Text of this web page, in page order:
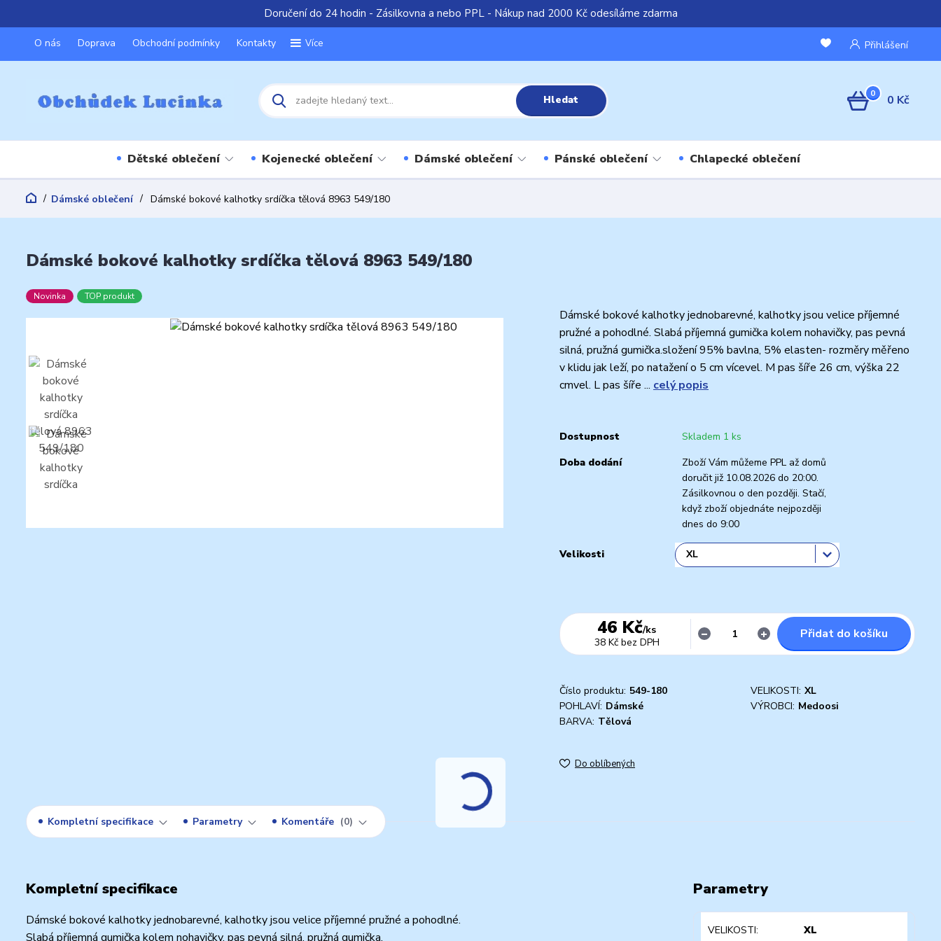
Doručení do 24 hodin - Zásilkovna a nebo PPL - Nákup nad 2000 Kč odesíláme zdarma
O nás Doprava Obchodní podmínky Kontakty Více Přihlášení
Hledat 0 0 Kč
Dětské oblečení Kojenecké oblečení Dámské oblečení Pánské oblečení Chlapecké oblečení
Dámské oblečení Dámské bokové kalhotky srdíčka tělová 8963 549/180
Dámské bokové kalhotky srdíčka tělová 8963 549/180
Novinka TOP produkt
Dámské bokové kalhotky jednobarevné, kalhotky jsou velice příjemné
pružné a pohodlné. Slabá příjemná gumička kolem nohavičky, pas pevná
silná, pružná gumička.složení 95% bavlna, 5% elasten- rozměry měřeno
v klidu jak leží, po natažení o 5 cm vícevel. M pas šíře 26 cm, výška 22
cmvel. L pas šíře ... celý popis
Dostupnost
Skladem 1 ks
Doba dodání
Zboží Vám můžeme PPL až domů
doručit již 10.08.2026 do 20:00.
Zásilkovnou o den později. Stačí,
když zboží objednáte nejpozději
dnes do 9:00
Velikosti
46 Kč/ks
38 Kč bez DPH
Přidat do košíku
Číslo produktu: 549-180 VELIKOSTI: XL
POHLAVÍ: Dámské VÝROBCI: Medoosi
BARVA: Tělová
Do oblíbených
Kompletní specifikace Parametry Komentáře 0
Kompletní specifikace
Dámské bokové kalhotky jednobarevné, kalhotky jsou velice příjemné pružné a pohodlné.
Slabá příjemná gumička kolem nohavičky, pas pevná silná, pružná gumička.
Parametry
VELIKOSTI XL